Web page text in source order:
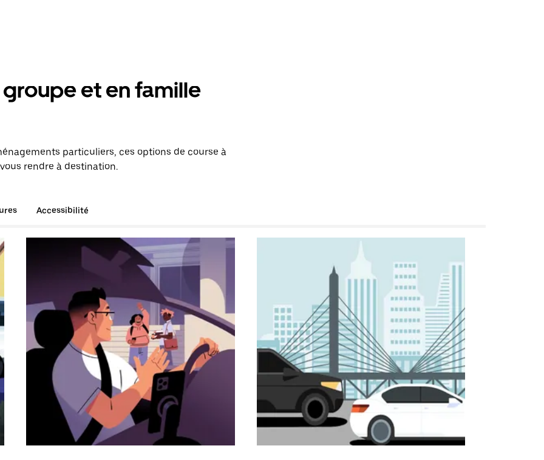
et en famille
particuliers, ces options de course à
rendre à destination.
Accessibilité